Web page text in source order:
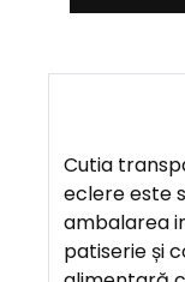
S
C
R
I
Cutia
eclere este
ambalarea
patiserie și